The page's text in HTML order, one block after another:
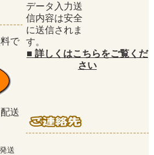
データ入力送
信内容は安全
に送信されま
す。
■ 詳しくはこちらをご覧くだ
さい
で
送
送